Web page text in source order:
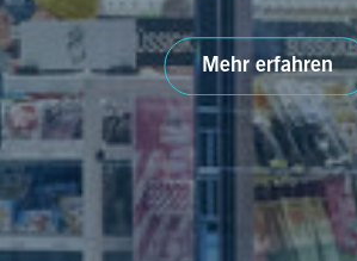
Mehr erfahren